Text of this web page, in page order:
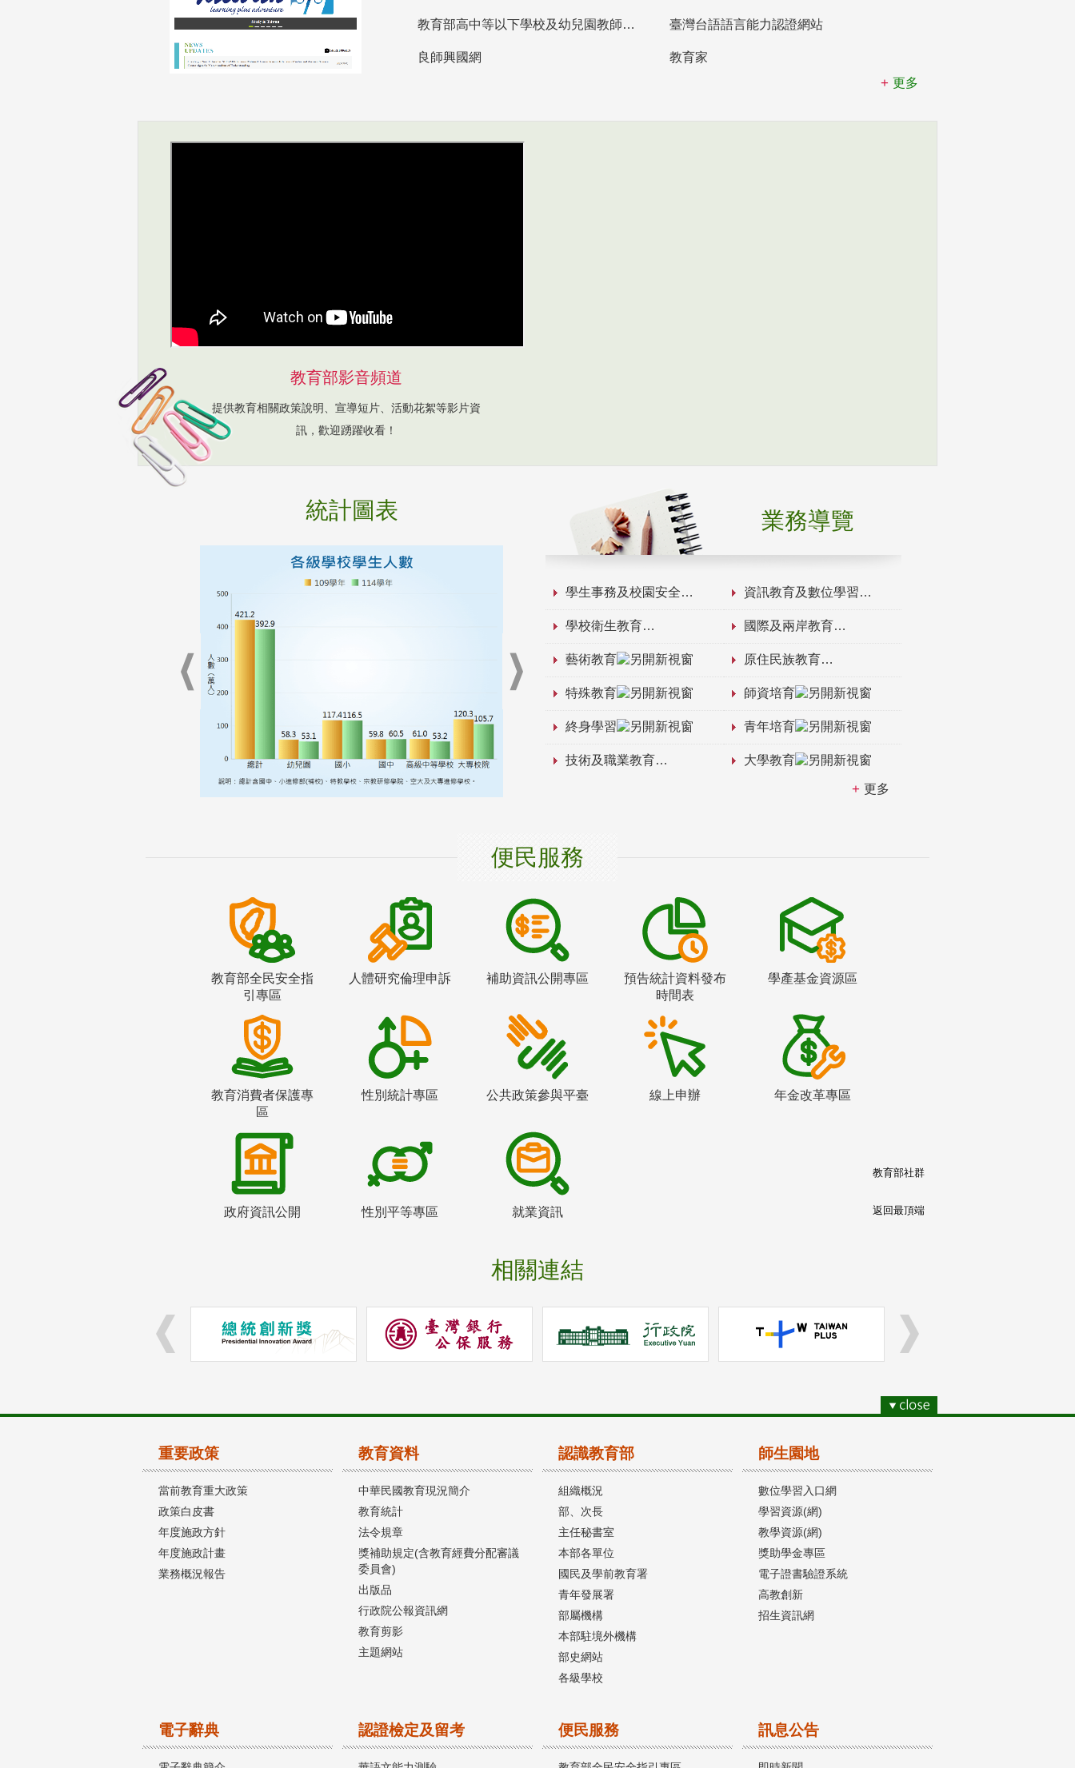
教育部高中等以下學校及幼兒園教師資格檢定考試 臺灣台語語言能力認證網站
良師興國網
教育家
更多
教育部影音頻道
提供教育相關政策說明、宣導短片、活動花絮等影片資
訊，歡迎踴躍收看！
統計圖表 業務導覽
學生事務及校園安全 資訊教育及數位學習
學校衛生教育 國際及兩岸教育
藝術教育 原住民族教育
特殊教育 師資培育
終身學習 青年培育
技術及職業教育 大學教育
更多
便民服務
教育部全民安全指
引專區
人體研究倫理申訴 補助資訊公開專區
預告統計資料發布
時間表
學產基金資源區
教育消費者保護專
區
性別統計專區 公共政策參與平臺 線上申辦 年金改革專區
政府資訊公開 性別平等專區 就業資訊
相關連結
教育部社群
返回最頂端
重要政策
當前教育重大政策
政策白皮書
年度施政方針
年度施政計畫
業務概況報告
教育資料
中華民國教育現況簡介
教育統計
法令規章
獎補助規定(含教育經費分配審議
委員會)
出版品
行政院公報資訊網
教育剪影
主題網站
認識教育部
組織概況
部、次長
主任秘書室
本部各單位
國民及學前教育署
青年發展署
部屬機構
本部駐境外機構
部史網站
各級學校
師生園地
數位學習入口網
學習資源(網)
教學資源(網)
獎助學金專區
電子證書驗證系統
高教創新
招生資訊網
電子辭典 認證檢定及留考 便民服務 訊息公告